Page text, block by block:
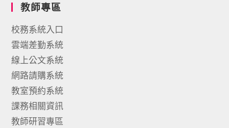
教師專區
校務系統入口
雲端差勤系統
線上公文系統
網路請購系統
教室預約系統
課務相關資訊
教師研習專區